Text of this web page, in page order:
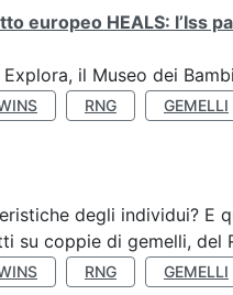
europeo HEALS: l’Iss
il Museo dei
RNG GEMELLI
degli individui? E
su coppie di gemelli, del
RNG GEMELLI